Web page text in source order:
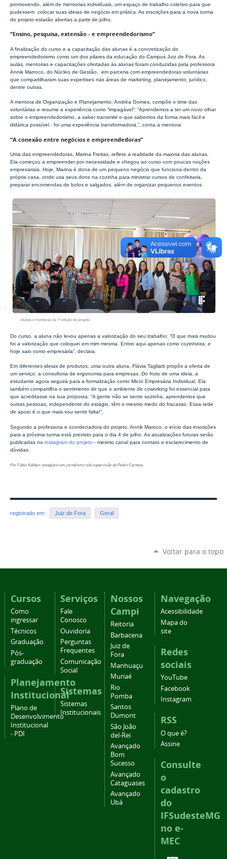
promovendo, além de mentorias individuais, um espaço de trabalho coletivo para que
pudessem colocar suas ideias de negócio em prática. As inscrições para a nova turma
do projeto estarão abertas a partir de julho.
“Ensino, pesquisa, extensão - e empreendedorismo”
A finalização do curso e a capacitação das alunas é a concretização do
empreendedorismo como um dos pilares da educação do Campus Juiz de Fora. As
aulas, mentorias e capacitações ofertadas às alunas foram conduzidas pela professora
Annik Marroco, do Núcleo de Gestão, em parceria com empreendedoras voluntárias
que compartilharam suas expertises nas áreas de marketing, planejamento, jurídico,
dentre outras.
A mentora de Organização e Planejamento, Andréa Gomes, compõe o time das
voluntárias e resume a experiência como “impagável”: “Aprendemos a ter um novo olhar
sobre o empreendedorismo, a saber transmitir o que sabemos da forma mais fácil e
didática possível - foi uma experiência transformadora.”, conta a mentora.
“A conexão entre negócios e empreendedoras”
Uma das empreendedoras, Marina Freitas, reflete a realidade da maioria das alunas.
Ela começou a empreender por necessidade e chegou ao curso com poucas noções
empresariais. Hoje, Marina é dona de um pequeno negócio que funciona dentro da
própria casa, onde usa seus dons na cozinha para ministrar cursos de confeitaria,
preparar encomendas de bolos e salgados, além de organizar pequenos eventos.
Alunas e mentoras da 1ª edição do projeto.
Do curso, a aluna não levou apenas a valorização do seu trabalho: “O que mais mudou
foi a valorização que coloquei em mim mesma. Entrei aqui apenas como cozinheira, e
hoje saio como empresária”, declara.
Em diferentes ideias de produtos, uma outra aluna, Flávia Tagliatti propôs a oferta de
um serviço: a consultoria de ergonomia para empresas. Do fruto de uma ideia, a
estudante agora seguirá para a formalização como Micro Empresária Individual. Ela
também compartilha o sentimento de que o ambiente de coworking foi essencial para
que acreditasse na sua proposta: “A gente não se sente sozinha, aprendemos que
outras pessoas, independente do estágio, têm o mesmo medo do fracasso. Essa rede
de apoio é o que mais vou sentir falta!”.
Segundo a professora e coordenadora do projeto, Annik Maroco, o início das inscrições
para a próxima turma está previsto para o dia 4 de julho. As atualizações futuras serão
publicadas no instagram do projeto - mesmo canal para contato e esclarecimento de
dúvidas.
Por Fábio Kelbert, estagiário em jornalismo sob supervisão de Pedro Farnese
registrado em: Juiz de Fora Geral
Voltar para o topo
Cursos
Como
ingressar
Técnicos
Graduação
Pós-
graduação
Planejamento
Institucional
Plano de
Desenvolvimento
Institucional
- PDI
Serviços
Fale
Conosco
Ouvidoria
Perguntas
Frequentes
Comunicação
Social
Sistemas
Sistemas
Institucionais
Nossos
Campi
Reitoria
Barbacena
Juiz de
Fora
Manhuaçu
Muriaé
Rio
Pomba
Santos
Dumont
São João
del-Rei
Avançado
Bom
Sucesso
Avançado
Cataguases
Avançado
Ubá
Navegação
Acessibilidade
Mapa do
site
Redes
sociais
YouTube
Facebook
Instagram
RSS
O que é?
Assine
Consulte
o
cadastro
do
IFSudesteMG
no e-
MEC